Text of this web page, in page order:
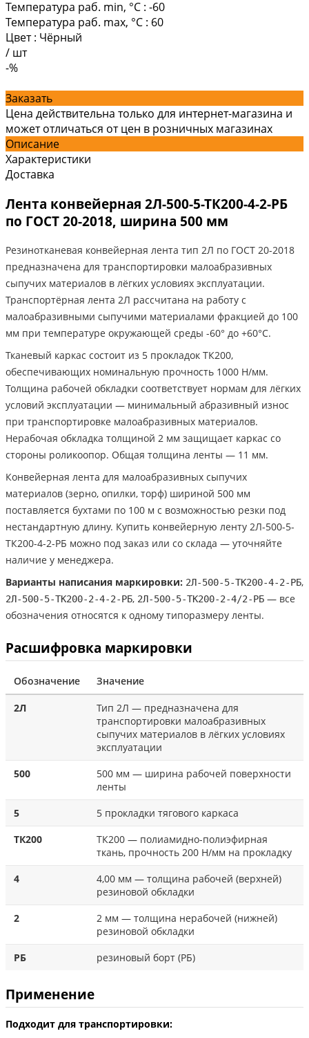
Температура раб. min, °C : -60
Температура раб. max, °C : 60
Цвет : Чёрный
/ шт
-%
Заказать
Цена действительна только для интернет-магазина и
может отличаться от цен в розничных магазинах
Описание
Характеристики
Доставка
Лента конвейерная 2Л-500-5-ТК200-4-2-РБ
по ГОСТ 20-2018, ширина 500 мм
Резинотканевая конвейерная лента тип 2Л по ГОСТ 20-2018
предназначена для транспортировки малоабразивных
сыпучих материалов в лёгких условиях эксплуатации.
Транспортёрная лента 2Л рассчитана на работу с
малоабразивными сыпучими материалами фракцией до 100
мм при температуре окружающей среды -60° до +60°C.
Тканевый каркас состоит из 5 прокладок ТК200,
обеспечивающих номинальную прочность 1000 Н/мм.
Толщина рабочей обкладки соответствует нормам для лёгких
условий эксплуатации — минимальный абразивный износ
при транспортировке малоабразивных материалов.
Нерабочая обкладка толщиной 2 мм защищает каркас со
стороны роликоопор. Общая толщина ленты — 11 мм.
Конвейерная лента для малоабразивных сыпучих
материалов (зерно, опилки, торф) шириной 500 мм
поставляется бухтами по 100 м с возможностью резки под
нестандартную длину. Купить конвейерную ленту 2Л-500-5-
ТК200-4-2-РБ можно под заказ или со склада — уточняйте
наличие у менеджера.
Варианты написания маркировки: 2Л-500-5-ТК200-4-2-РБ,
2Л-500-5-ТК200-2-4-2-РБ, 2Л-500-5-ТК200-2-4/2-РБ — все
обозначения относятся к одному типоразмеру ленты.
Расшифровка маркировки
Обозначение Значение
2Л
Тип 2Л — предназначена для
транспортировки малоабразивных
сыпучих материалов в лёгких условиях
эксплуатации
500
500 мм — ширина рабочей поверхности
ленты
5
5 прокладки тягового каркаса
ТК200
ТК200 — полиамидно-полиэфирная
ткань, прочность 200 Н/мм на прокладку
4
4,00 мм — толщина рабочей (верхней)
резиновой обкладки
2
2 мм — толщина нерабочей (нижней)
резиновой обкладки
РБ
резиновый борт (РБ)
Применение
Подходит для транспортировки: